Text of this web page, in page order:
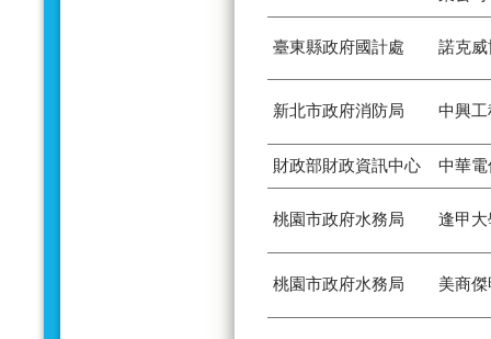
臺東縣政府國計處 諾克
新北市政府消防局 中興
財政部財政資訊中心 中華
桃園市政府水務局 逢甲大
桃園市政府水務局 美商